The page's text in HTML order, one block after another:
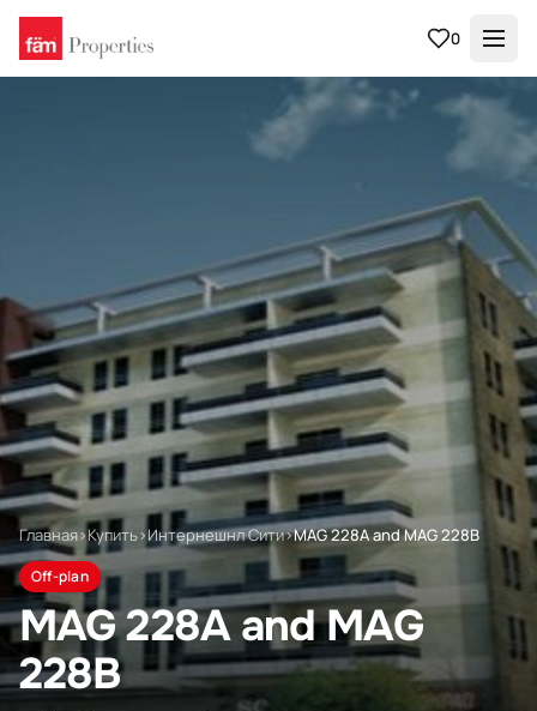
0
Главная›Купить›Интернешнл Сити›MAG 228A and MAG 228B
Off-plan
MAG 228A and MAG
228B